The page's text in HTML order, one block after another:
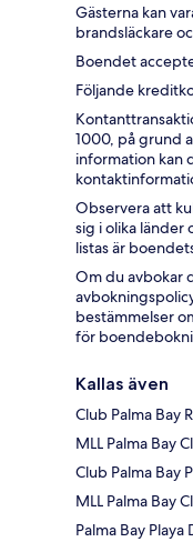
Gästerna kan
brandsläckare
Boendet
Följande
1000, på grund
information kan
Observera att
sig i olika länder
listas är
Om du avbokar
bestämmelser
för
Kallas även
Club Palma Bay
MLL Palma Bay
Club Palma Bay
MLL Palma Bay
Palma Bay Playa